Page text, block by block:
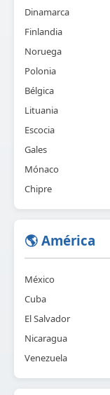
Dinamarca
Finlandia
Noruega
Polonia
Bélgica
Lituania
Escocia
Gales
Mónaco
Chipre
🌎 América
México
Cuba
El Salvador
Nicaragua
Venezuela